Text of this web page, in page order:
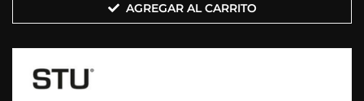
AGREGAR AL CARRITO